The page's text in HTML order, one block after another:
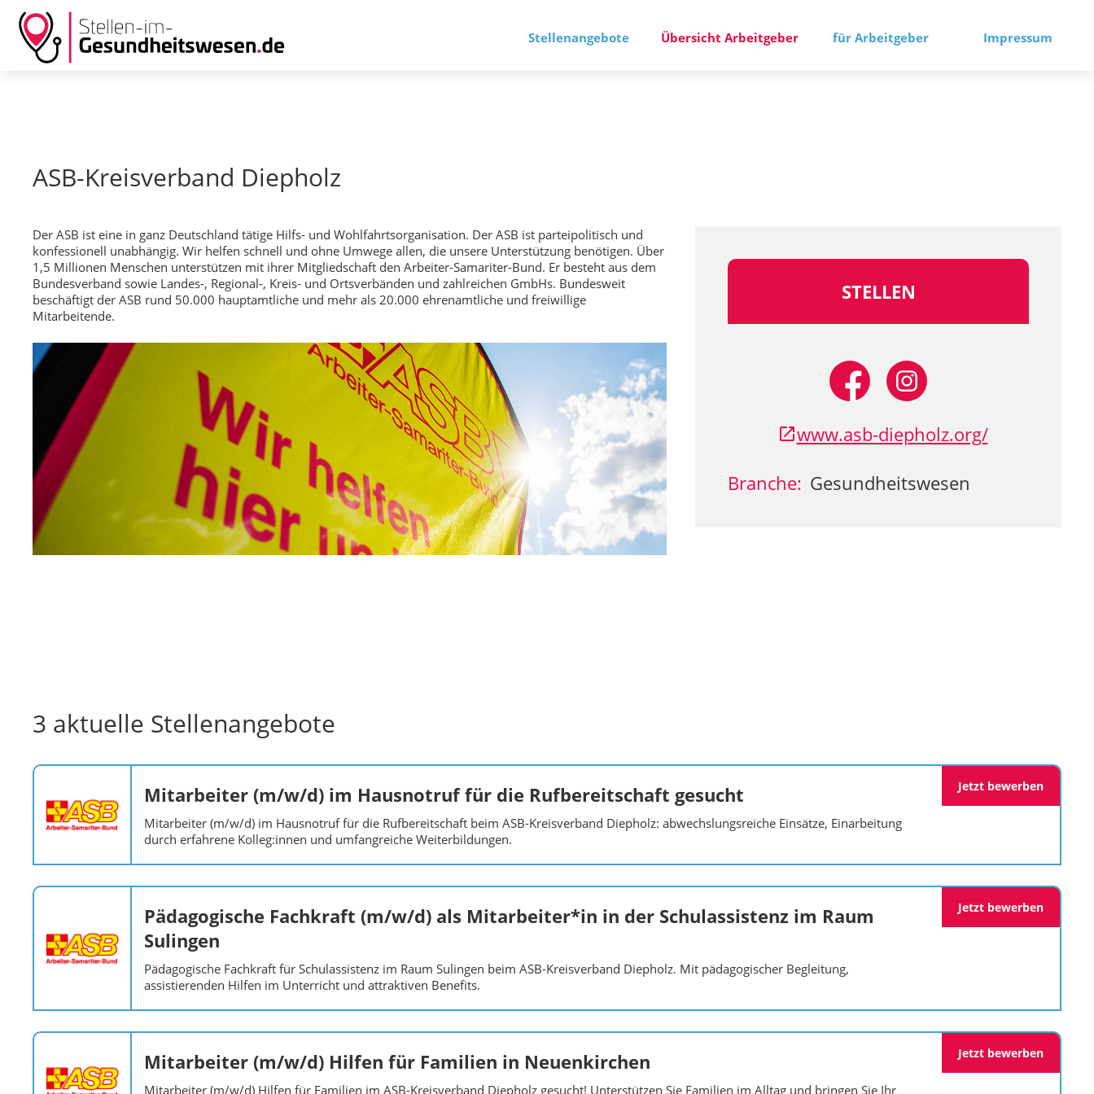
Stellenangebote Übersicht Arbeitgeber für Arbeitgeber Impressum
ASB-Kreisverband Diepholz
Der ASB ist eine in ganz Deutschland tätige Hilfs- und Wohlfahrtsorganisation. Der ASB ist parteipolitisch und
konfessionell unabhängig. Wir helfen schnell und ohne Umwege allen, die unsere Unterstützung benötigen. Über
1,5 Millionen Menschen unterstützen mit ihrer Mitgliedschaft den Arbeiter-Samariter-Bund. Er besteht aus dem
Bundesverband sowie Landes-, Regional-, Kreis- und Ortsverbänden und zahlreichen GmbHs. Bundesweit
beschäftigt der ASB rund 50.000 hauptamtliche und mehr als 20.000 ehrenamtliche und freiwillige
Mitarbeitende.
STELLEN
www.asb-diepholz.org/
Branche: Gesundheitswesen
3 aktuelle Stellenangebote
Mitarbeiter (m/w/d) im Hausnotruf für die Rufbereitschaft gesucht
Mitarbeiter (m/w/d) im Hausnotruf für die Rufbereitschaft beim ASB-Kreisverband Diepholz: abwechslungsreiche Einsätze, Einarbeitung
durch erfahrene Kolleg:innen und umfangreiche Weiterbildungen.
Jetzt bewerben
Pädagogische Fachkraft (m/w/d) als Mitarbeiter*in in der Schulassistenz im Raum
Sulingen
Pädagogische Fachkraft für Schulassistenz im Raum Sulingen beim ASB-Kreisverband Diepholz. Mit pädagogischer Begleitung,
assistierenden Hilfen im Unterricht und attraktiven Benefits.
Jetzt bewerben
Mitarbeiter (m/w/d) Hilfen für Familien in Neuenkirchen
Mitarbeiter (m/w/d) Hilfen für Familien im ASB-Kreisverband Diepholz gesucht! Unterstützen Sie Familien im Alltag und bringen Sie Ihr
Jetzt bewerben